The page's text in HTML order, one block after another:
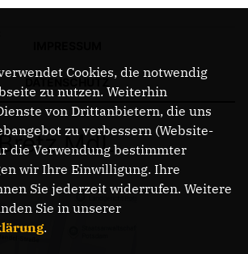
MdL
Cookies, die notwendig
zu nutzen. Weiterhin
von Drittanbietern, die uns
zu verbessern (Website-
die Verwendung bestimmter
wir Ihre Einwilligung. Ihre
Sie jederzeit widerrufen. Weitere
Sie in unserer
.